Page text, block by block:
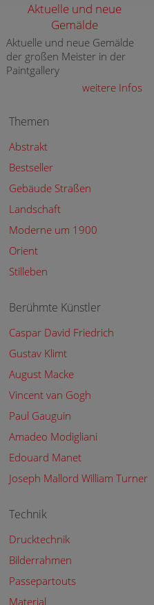
Aktuelle und neue
Gemälde
Aktuelle und neue Gemälde
der großen Meister in der
Paintgallery
weitere Infos
Themen
Abstrakt
Bestseller
Gebäude Straßen
Landschaft
Moderne um 1900
Orient
Stilleben
Berühmte Künstler
Caspar David Friedrich
Gustav Klimt
August Macke
Vincent van Gogh
Paul Gauguin
Amadeo Modigliani
Edouard Manet
Joseph Mallord William Turner
Technik
Drucktechnik
Bilderrahmen
Passepartouts
Material